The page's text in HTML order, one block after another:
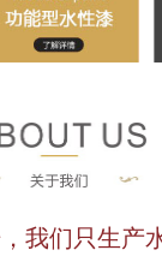
我们只生产